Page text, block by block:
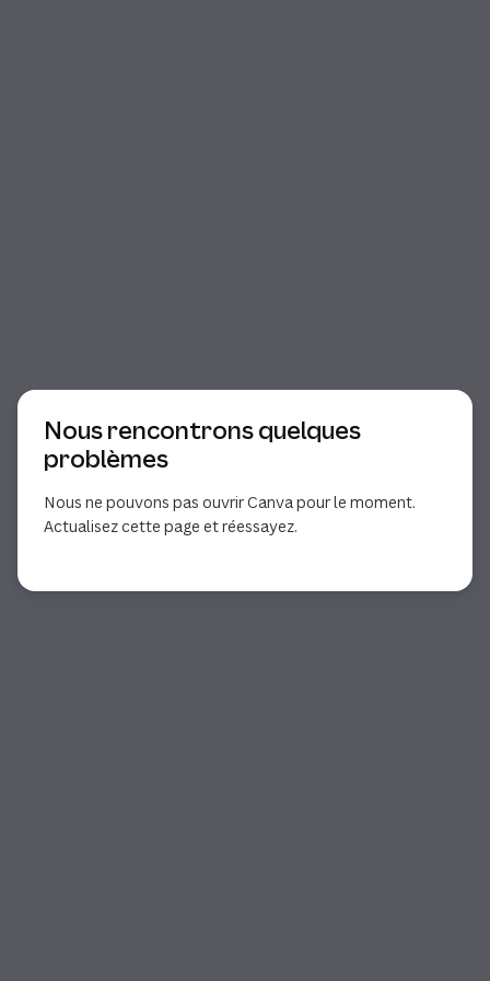
Nous rencontrons quelques
problèmes
Nous ne pouvons pas ouvrir Canva pour le moment.
Actualisez cette page et réessayez.